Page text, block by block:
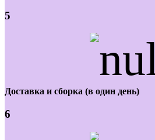
5
Доставка и сборка (в один день)
6